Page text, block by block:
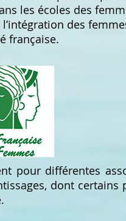
les écoles des
des
française.
pour différentes
dont